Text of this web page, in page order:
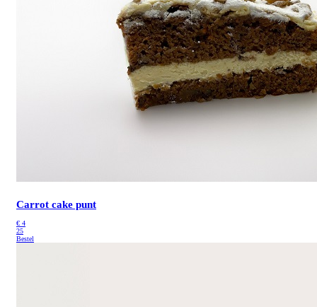
Carrot cake punt
€ 4
25
Bestel